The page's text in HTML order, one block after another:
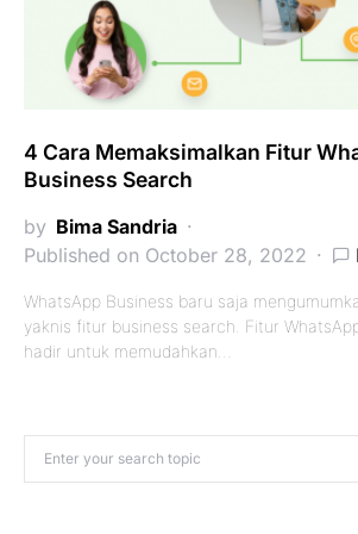
4 Cara Memaksimalkan Fitur
Business Search
by Bima Sandria
Published on October 28, 2022
WhatsApp Business baru saja
yaknis fitur business search. Fitur
hadir untuk memudahkan…
Search for: